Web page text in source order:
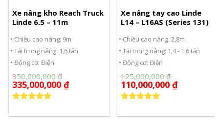
Xe nâng kho Reach Truck
Linde 6.5 – 11m
Chiều cao nâng: 9m
Tải trọng nâng: 1,6 tấn
Động cơ: Điện
350,000,000₫
335,000,000 ₫
hạng5.00
Xe nâng tay cao Linde
L14 – L16AS (Series 131)
Chiều cao nâng: 2,8m
Tải trọng nâng: 1,4 - 1,6 tấn
Động cơ: Điện
125,000,000₫
110,000,000 ₫
hạng5.00